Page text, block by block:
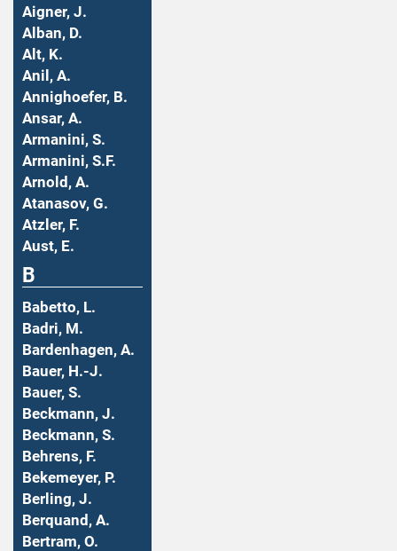
Aigner, J.
Alban, D.
Alt, K.
Anil, A.
Annighoefer, B.
Ansar, A.
Armanini, S.
Armanini, S.F.
Arnold, A.
Atanasov, G.
Atzler, F.
Aust, E.
B
Babetto, L.
Badri, M.
Bardenhagen, A.
Bauer, H.-J.
Bauer, S.
Beckmann, J.
Beckmann, S.
Behrens, F.
Bekemeyer, P.
Berling, J.
Berquand, A.
Bertram, O.